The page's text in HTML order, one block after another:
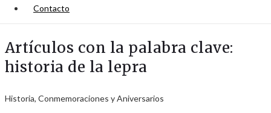
Contacto
Artículos con la palabra clave:
historia de la lepra
Historia, Conmemoraciones y Aniversarios